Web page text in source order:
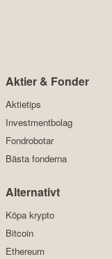
Aktier & Fonder
Aktietips
Investmentbolag
Fondrobotar
Bästa fonderna
Alternativt
Köpa krypto
Bitcoin
Ethereum